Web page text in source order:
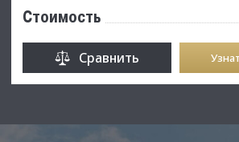
Стоимость
Сравнить